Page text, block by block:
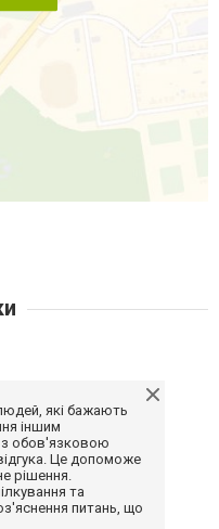
які бажають
іншим
з обов'язковою
Це допоможе
рішення.
та
питань, що